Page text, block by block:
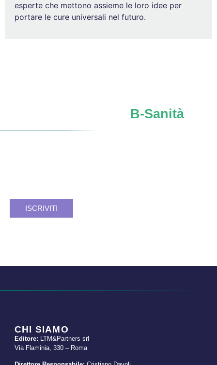
esperte che mettono assieme le loro idee per
portare le cure universali nel futuro.
B-Sanità
ISCRIVITI
CHI SIAMO
Editore: LTM&Partners srl
Via Flaminia, 330 – Roma